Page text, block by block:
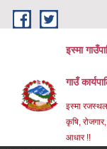
Skip to main content
इस्मा
गाउँ
इस्मा
कृषि,
आधार !!